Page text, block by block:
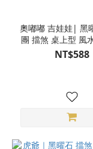
奧嘟嘟 吉娃娃| 黑
團 擋煞 桌上型 風水擺飾 狗
雕件 隨機出貨
Q24BA10-903
NT$588